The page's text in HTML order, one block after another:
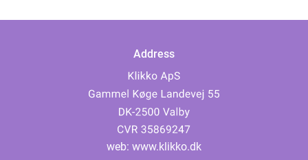
Address
web: www.klikko.dk